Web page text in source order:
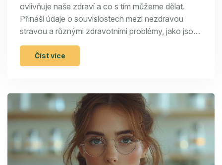
ovlivňuje naše zdraví a co s tím můžeme dělat.
Přináší údaje o souvislostech mezi nezdravou
stravou a různými zdravotními problémy, jako jsou
obezita, cukrovka a kardiovaskulární onemocnění.
Obsahuje také praktické tipy na zlepšení
stravovacích návyků a přechod na zdravější
Číst více